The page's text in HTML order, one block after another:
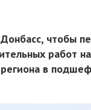
чтобы
работ на
региона в